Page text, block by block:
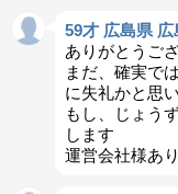
59才 広島県 広
ありがとうご
まだ、確実で
に失礼かと思
もし、じょう
します
運営会社様あ